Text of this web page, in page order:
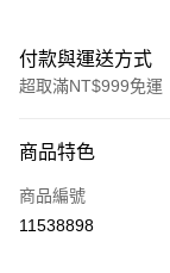
付款與運送方式
超取滿NT$999免運
信用卡一次付款
超商取貨付款
商品特色
商品編號
11538898